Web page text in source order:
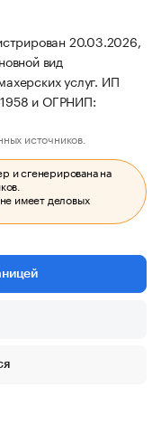
20.03.2026,
вид
услуг. ИП
и ОГРНИП:
источников.
и сгенерирована на
имеет деловых